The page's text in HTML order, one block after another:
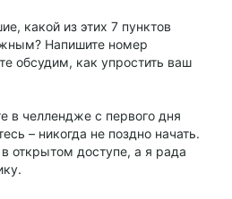
какой из этих 7 пунктов
Напишите номер
обсудим, как упростить ваш
в челлендже с первого дня
– никогда не поздно начать.
открытом доступе, а я рада